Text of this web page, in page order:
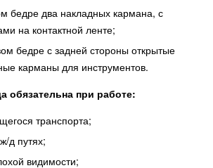
бедре два накладных кармана, с
на контактной ленте;
бедре с задней стороны открытые
карманы для инструментов.
обязательна при работе:
транспорта;
д путях;
видимости;